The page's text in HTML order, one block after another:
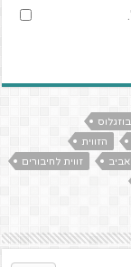
הזווית
זווית לחיבורים